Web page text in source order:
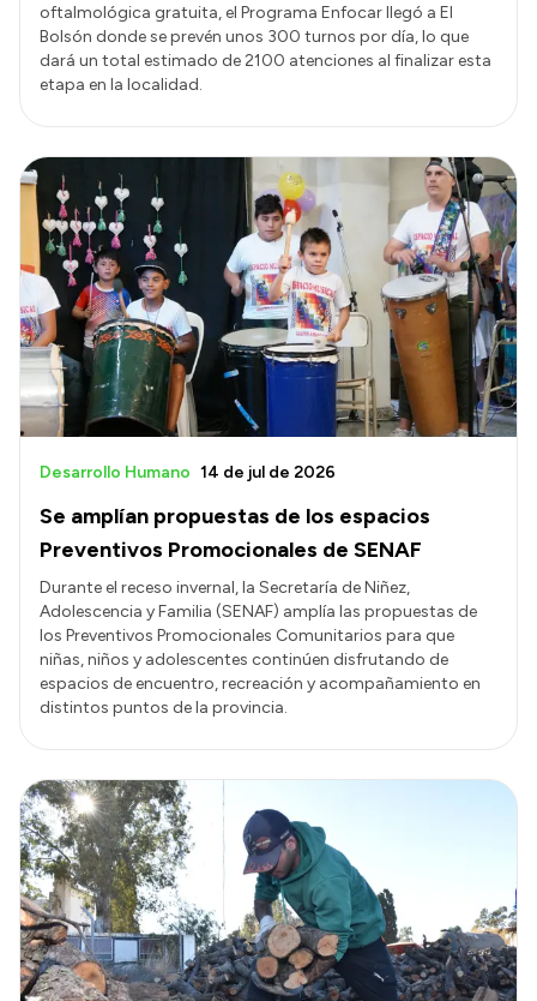
oftalmológica gratuita, el Programa Enfocar llegó a El
Bolsón donde se prevén unos 300 turnos por día, lo que
dará un total estimado de 2100 atenciones al finalizar esta
etapa en la localidad.
Se amplían propuestas de los espacios
Preventivos Promocionales de SENAF
Desarrollo Humano 14 de jul de 2026
Durante el receso invernal, la Secretaría de Niñez,
Adolescencia y Familia (SENAF) amplía las propuestas de
los Preventivos Promocionales Comunitarios para que
niñas, niños y adolescentes continúen disfrutando de
espacios de encuentro, recreación y acompañamiento en
distintos puntos de la provincia.